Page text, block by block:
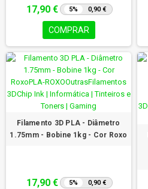
17,90 € 5% 0,90 €
COMPRAR
Filamento 3D PLA - Diâmetro
1.75mm - Bobine 1kg - Cor Roxo
17,90 € 5% 0,90 €